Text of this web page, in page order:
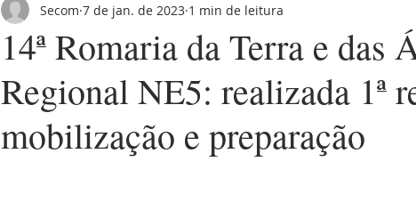
Igreja no Mundo Liturgia Pascom Maranhão
14ª Romaria da Terra e das
Regional NE5: realizada 1ª
mobilização e preparação
Secom 7 de jan. de 2023 1 min de leitura